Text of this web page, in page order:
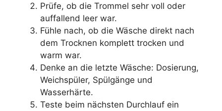
Prüfe, ob die Trommel sehr voll oder
auffallend leer war.
Fühle nach, ob die Wäsche direkt nach
dem Trocknen komplett trocken und
warm war.
Denke an die letzte Wäsche: Dosierung,
Weichspüler, Spülgänge und
Wasserhärte.
Teste beim nächsten Durchlauf ein